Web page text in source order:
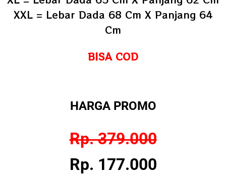
XXL = Lebar Dada 68 Cm X Panjang 64
Cm
BISA COD
HARGA PROMO
Rp. 379.000
Rp. 177.000